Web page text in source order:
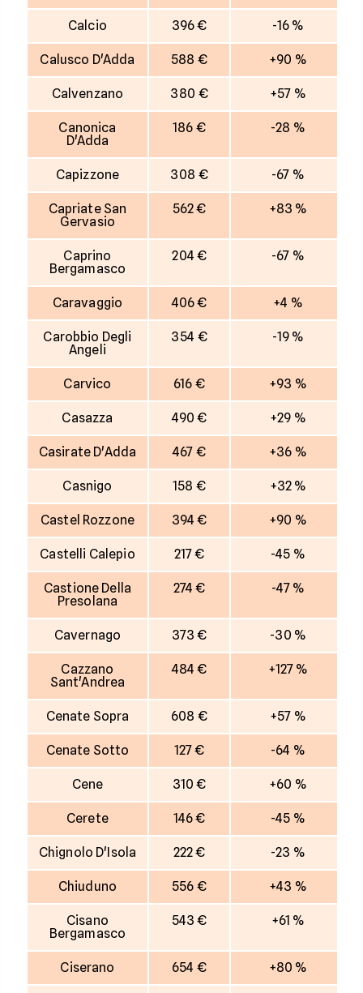
Calcio 396 € -16 %
Calusco D'Adda 588 € +90 %
Calvenzano 380 € +57 %
Canonica
D'Adda
186 € -28 %
Capizzone 308 € -67 %
Capriate San
Gervasio
562 € +83 %
Caprino
Bergamasco
204 € -67 %
Caravaggio 406 € +4 %
Carobbio Degli
Angeli
354 € -19 %
Carvico 616 € +93 %
Casazza 490 € +29 %
Casirate D'Adda 467 € +36 %
Casnigo 158 € +32 %
Castel Rozzone 394 € +90 %
Castelli Calepio 217 € -45 %
Castione Della
Presolana
274 € -47 %
Cavernago 373 € -30 %
Cazzano
Sant'Andrea
484 € +127 %
Cenate Sopra 608 € +57 %
Cenate Sotto 127 € -64 %
Cene 310 € +60 %
Cerete 146 € -45 %
Chignolo D'Isola 222 € -23 %
Chiuduno 556 € +43 %
Cisano
Bergamasco
543 € +61 %
Ciserano 654 € +80 %